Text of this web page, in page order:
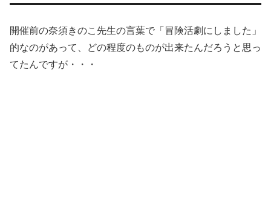
開催前の奈須きのこ先生の言葉で「冒険活劇にしました」
的なのがあって、どの程度のものが出来たんだろうと思っ
てたんですが・・・